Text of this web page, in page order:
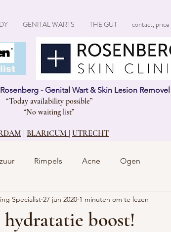
GENITAL WARTS THE GUT contact,
- Genital Wart & Skin Lesion Removel
“Today availability possible”
“No waiting list”
BLARICUM UTRECHT
Rimpels Acne Ogen
boost!
Specialist 27 jun 2020 1 minuten om te lezen